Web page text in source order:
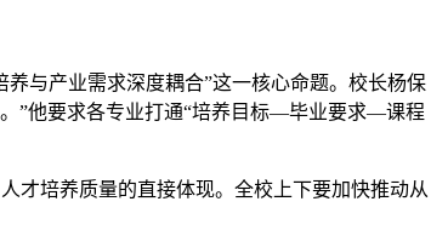
与产业需求深度耦合”这一核心命题。校长杨保
”他要求各专业打通“培养目标—毕业要求—课程
才培养质量的直接体现。全校上下要加快推动从